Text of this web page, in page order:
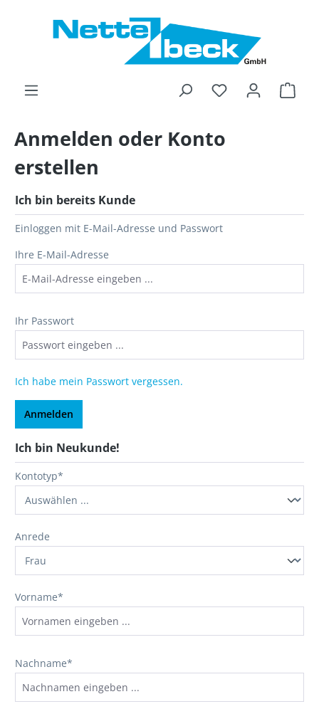
Anmelden oder Konto
erstellen
Ich bin bereits Kunde
Einloggen mit E-Mail-Adresse und Passwort
Ihre E-Mail-Adresse
Ihr Passwort
Ich habe mein Passwort vergessen.
Anmelden
Ich bin Neukunde!
Persönliche Informationen
Kontotyp*
Anrede
Vorname*
Nachname*